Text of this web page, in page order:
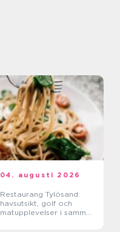
04. augusti 2026
Restaurang Tylösand:
havsutsikt, golf och
matupplevelser i samma